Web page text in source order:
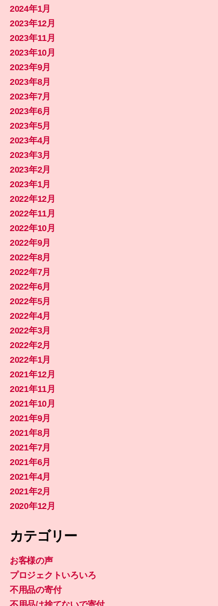
2024年1月
2023年12月
2023年11月
2023年10月
2023年9月
2023年8月
2023年7月
2023年6月
2023年5月
2023年4月
2023年3月
2023年2月
2023年1月
2022年12月
2022年11月
2022年10月
2022年9月
2022年8月
2022年7月
2022年6月
2022年5月
2022年4月
2022年3月
2022年2月
2022年1月
2021年12月
2021年11月
2021年10月
2021年9月
2021年8月
2021年7月
2021年6月
2021年4月
2021年2月
2020年12月
カテゴリー
お客様の声
プロジェクトいろいろ
不用品の寄付